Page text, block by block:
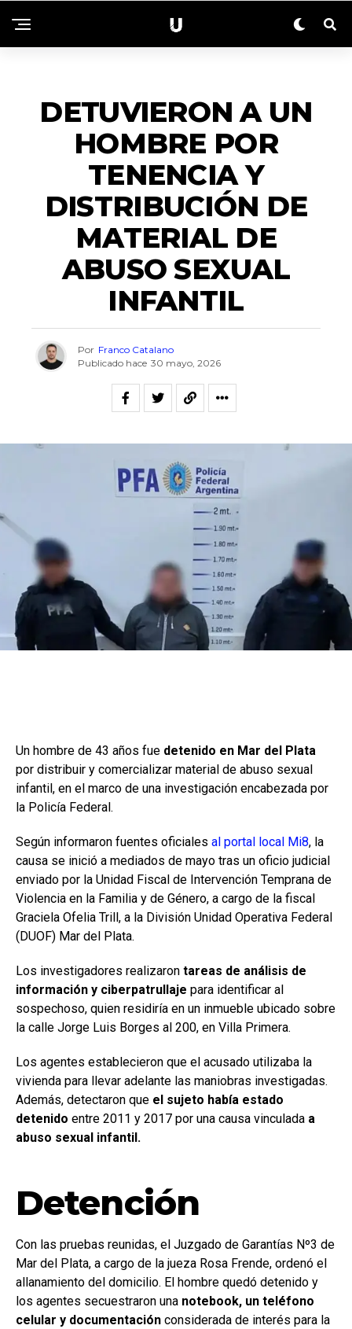
DETUVIERON A UN
HOMBRE POR
TENENCIA Y
DISTRIBUCIÓN DE
MATERIAL DE
ABUSO SEXUAL
INFANTIL
Por Franco Catalano
Publicado hace 30 mayo, 2026
Un hombre de 43 años fue detenido en Mar del Plata
por distribuir y comercializar material de abuso sexual
infantil, en el marco de una investigación encabezada por
la Policía Federal.
Según informaron fuentes oficiales al portal local Mi8, la
causa se inició a mediados de mayo tras un oficio judicial
enviado por la Unidad Fiscal de Intervención Temprana de
Violencia en la Familia y de Género, a cargo de la fiscal
Graciela Ofelia Trill, a la División Unidad Operativa Federal
(DUOF) Mar del Plata.
Los investigadores realizaron tareas de análisis de
información y ciberpatrullaje para identificar al
sospechoso, quien residiría en un inmueble ubicado sobre
la calle Jorge Luis Borges al 200, en Villa Primera.
Los agentes establecieron que el acusado utilizaba la
vivienda para llevar adelante las maniobras investigadas.
Además, detectaron que el sujeto había estado
detenido entre 2011 y 2017 por una causa vinculada a
abuso sexual infantil.
Detención
Con las pruebas reunidas, el Juzgado de Garantías Nº3 de
Mar del Plata, a cargo de la jueza Rosa Frende, ordenó el
allanamiento del domicilio. El hombre quedó detenido y
los agentes secuestraron una notebook, un teléfono
celular y documentación considerada de interés para la